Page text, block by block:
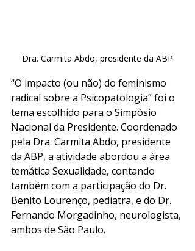
Dra. Carmita Abdo, presidente da ABP
“O impacto (ou não) do feminismo
radical sobre a Psicopatologia” foi o
tema escolhido para o Simpósio
Nacional da Presidente. Coordenado
pela Dra. Carmita Abdo, presidente
da ABP, a atividade abordou a área
temática Sexualidade, contando
também com a participação do Dr.
Benito Lourenço, pediatra, e do Dr.
Fernando Morgadinho, neurologista,
ambos de São Paulo.